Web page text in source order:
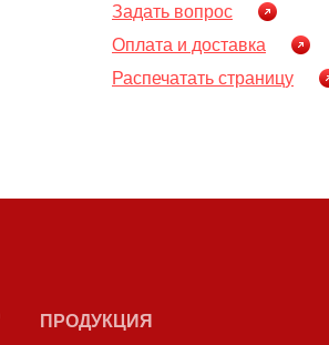
Задать вопрос
Оплата и доставка
Распечатать страницу
ПРОДУКЦИЯ